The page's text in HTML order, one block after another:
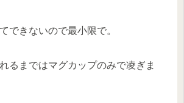
できないので最小限で。
るまではマグカップのみで凌ぎま